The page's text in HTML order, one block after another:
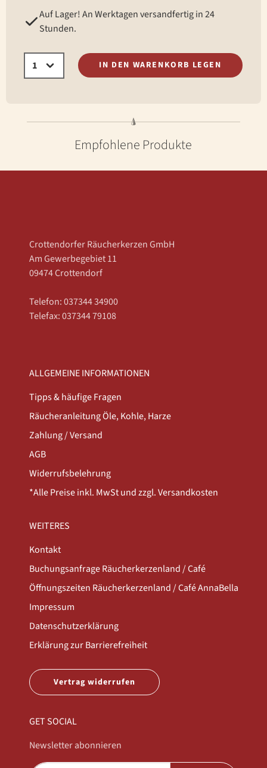
Auf Lager! An Werktagen versandfertig in 24
Stunden.
IN DEN WARENKORB LEGEN
Empfohlene Produkte
Crottendorfer Räucherkerzen GmbH
Am Gewerbegebiet 11
09474 Crottendorf
Telefon: 037344 34900
Telefax: 037344 79108
ALLGEMEINE INFORMATIONEN
Tipps & häufige Fragen
Räucheranleitung Öle, Kohle, Harze
Zahlung / Versand
AGB
Widerrufsbelehrung
*Alle Preise inkl. MwSt und zzgl. Versandkosten
WEITERES
Kontakt
Buchungsanfrage Räucherkerzenland / Café
Öffnungszeiten Räucherkerzenland / Café AnnaBella
Impressum
Datenschutzerklärung
Erklärung zur Barrierefreiheit
Vertrag widerrufen
GET SOCIAL
Newsletter abonnieren